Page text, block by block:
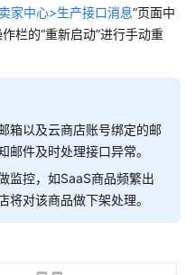
家中心>生产接口消息”页面中
栏的“重新启动”进行手动重
箱以及云商店账号绑定的邮
邮件及时处理接口异常。
监控，如SaaS商品频繁出
将对该商品做下架处理。